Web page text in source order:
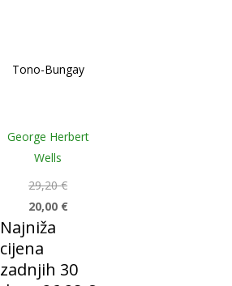
Tono-Bungay
George Herbert
Wells
29,20€
20,00 €
Najniža
cijena
zadnjih 30